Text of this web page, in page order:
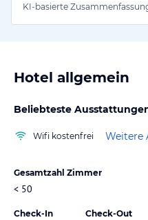
KI-basierte
Hotel allgemein
Beliebteste
Wifi kostenfrei Weitere
Gesamtzahl Zimmer
< 50
Check-In Check-Out